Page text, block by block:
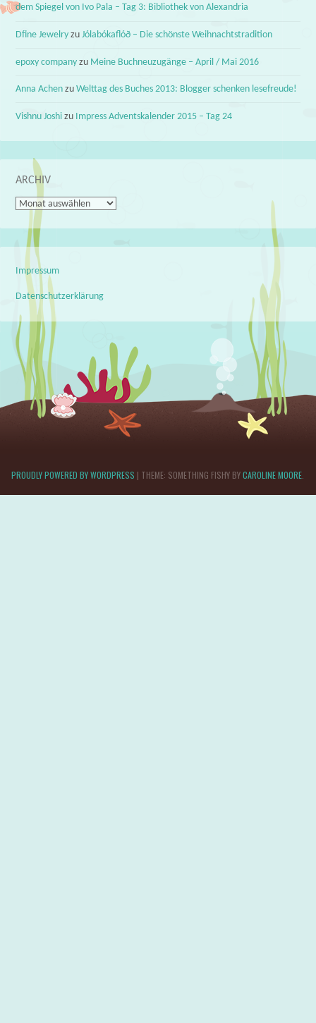
dem Spiegel von Ivo Pala – Tag 3: Bibliothek von Alexandria
Dfine Jewelry zuJólabókaflóð – Die schönste Weihnachtstradition
epoxy company zu Meine Buchneuzugänge – April / Mai 2016
Anna Achen zuWelttag des Buches 2013: Blogger schenken lesefreude!
Vishnu Joshi zu Impress Adventskalender 2015 – Tag 24
ARCHIV
Archiv
Impressum
Datenschutzerklärung
PROUDLY POWERED BY WORDPRESS | THEME: SOMETHING FISHY BYCAROLINE MOORE